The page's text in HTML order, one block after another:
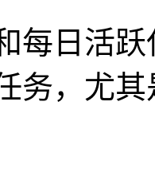
每日活
务，尤